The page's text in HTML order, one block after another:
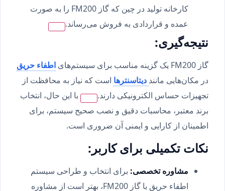
کارخانه تولید در چین که گاز FM200 را به صورت
عمده و قراردادی به فروش می‌رساند.
نتیجه‌گیری:
گاز FM200 یک گزینه مناسب برای سیستم‌های
اطفاء حریق
در مکان‌هایی ماننددیتاسنترهااست که نیاز به محافظت از
تجهیزات حساس الکترونیکی دارند.
با این حال، انتخاب
برند معتبر، محاسبات دقیق و نصب صحیح سیستم، برای
اطمینان از کارایی و ایمنی آن ضروری است.
نکات تکمیلی برای کاربر:
مشاوره تخصصی:برای انتخاب و طراحی سیستم
اطفاء حریق با گاز FM200، بهتر است از مشاوره